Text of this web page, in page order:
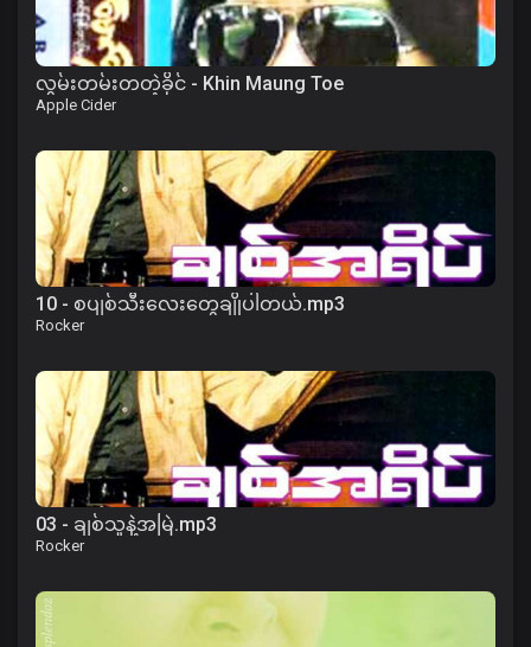
လွမ်းတမ်းတတဲ့ခိုင် - Khin Maung Toe
Apple Cider
10 - စပျစ်သီးလေးတွေချိုပါတယ်.mp3
Rocker
03 - ချစ်သူနဲ့အမြဲ.mp3
Rocker